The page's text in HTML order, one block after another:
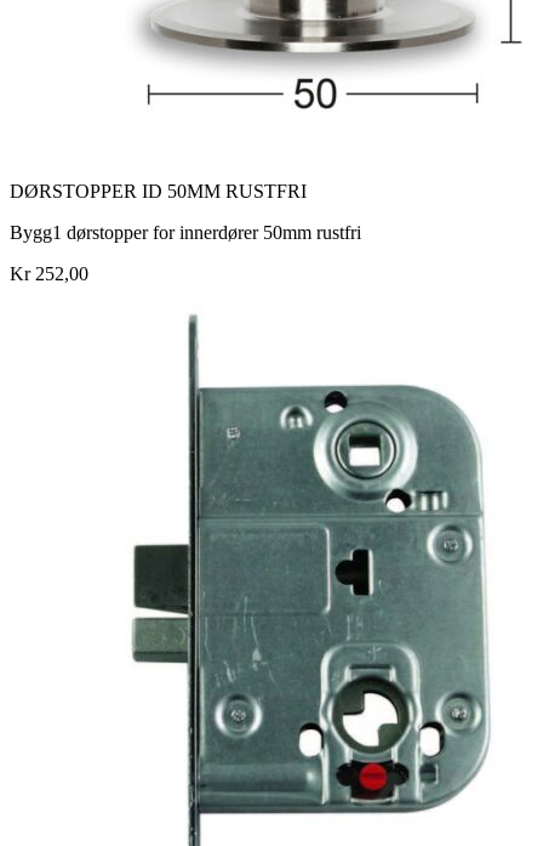
DØRSTOPPER ID 50MM RUSTFRI
Bygg1 dørstopper for innerdører 50mm rustfri
Kr 252,00